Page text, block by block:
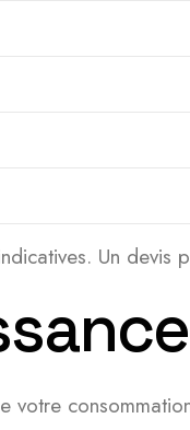
Un
votre